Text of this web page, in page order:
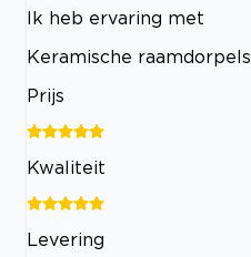
Ik heb ervaring met
Keramische raamdorpels
Prijs
Kwaliteit
Levering